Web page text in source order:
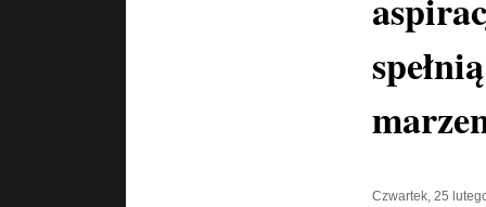
Czwartek, 25